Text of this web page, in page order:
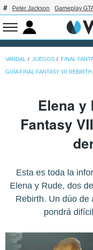
Peter Jackson Gameplay
VANDAL JUEGOS FINAL
GUÍA FINAL FANTASY VII REBIRTH
Elena y
Fantasy
Esta es toda la
Elena y Rude, dos
Rebirth. Un dúo de
pondrá